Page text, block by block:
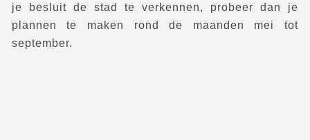
je besluit de stad te verkennen, probeer dan je
plannen te maken rond de maanden mei tot
september.